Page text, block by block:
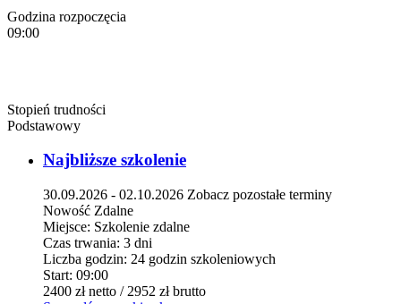
Godzina rozpoczęcia
09:00
Stopień trudności
Podstawowy
Najbliższe szkolenie
30.09.2026 - 02.10.2026 Zobacz pozostałe terminy
Nowość Zdalne
Miejsce: Szkolenie zdalne
Czas trwania: 3 dni
Liczba godzin: 24 godzin szkoleniowych
Start: 09:00
2400 złnetto / 2952 złbrutto